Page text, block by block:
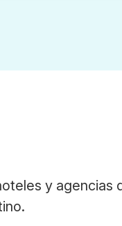
y agencias